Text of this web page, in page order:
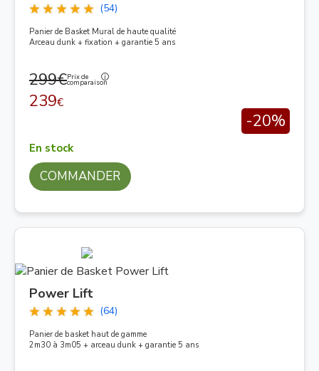
(54)
Panier de Basket Mural de haute qualité
Arceau dunk + fixation + garantie 5 ans
299€Prix de
comparaison
239€
-20%
En stock
COMMANDER
Power Lift
(64)
Panier de basket haut de gamme
2m30 à 3m05 + arceau dunk + garantie 5 ans